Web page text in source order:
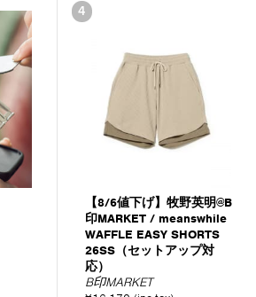
4
【8/6値下げ】牧野英明@B
印MARKET / meanswhile
WAFFLE EASY SHORTS
26SS（セットアップ対
応）
B印MARKET